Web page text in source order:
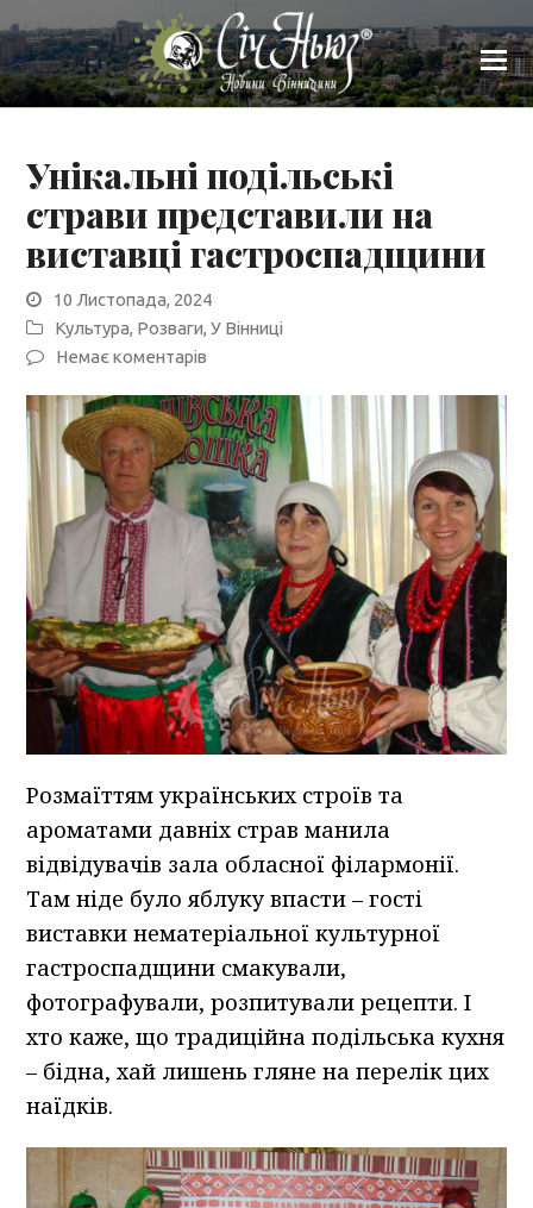
Унікальні подільські
страви представили на
виставці гастроспадщини
10 Листопада, 2024
Культура, Розваги,У Вінниці
Немає коментарів
Розмаїттям українських строїв та
ароматами давніх страв манила
відвідувачів зала обласної філармонії.
Там ніде було яблуку впасти – гості
виставки нематеріальної культурної
гастроспадщини смакували,
фотографували, розпитували рецепти. І
хто каже, що традиційна подільська кухня
– бідна, хай лишень гляне на перелік цих
наїдків.